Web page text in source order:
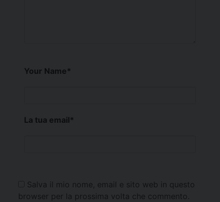
Your Name*
La tua email*
Salva il mio nome, email e sito web in questo
browser per la prossima volta che commento.